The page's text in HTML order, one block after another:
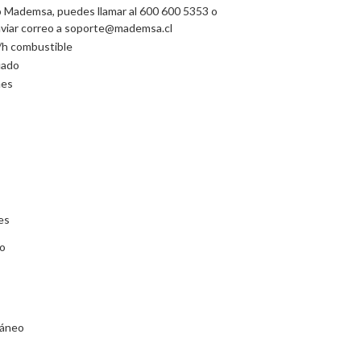
Mademsa, puedes llamar al 600 600 5353 o
correo a soporte@mademsa.cl
combustible